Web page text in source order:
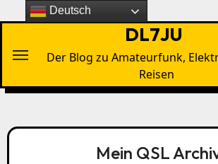
Inhalten
DL7JU
Der Blog zu Amateurfunk,
Reisen
Mein QSL
Deutsch